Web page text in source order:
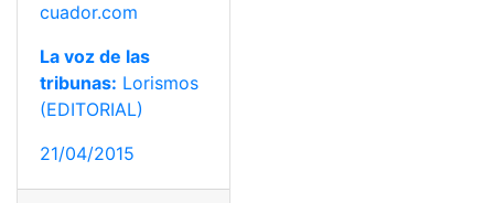
cuador.com
La voz de las
tribunas: Lorismos
(EDITORIAL)
21/04/2015